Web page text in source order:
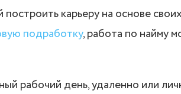
карьеру на основе
подработку, работа по найму
рабочий день, удаленно или